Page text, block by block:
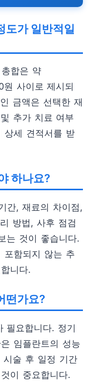
도가 일반적일
합은 약
사이로 제시되
금액은 선택한 재
추가 치료 여부
상세 견적서를 받
하나요?
간, 재료의 차이점,
방법, 사후 점검
는 것이 좋습니다.
포함되지 않는 추
니다.
떤가요?
필요합니다. 정기
임플란트의 성능
시술 후 일정 기간
이 중요합니다.